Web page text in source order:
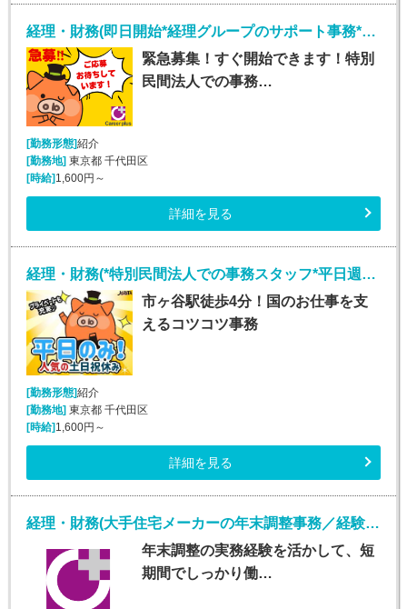
経理・財務(即日開始*経理グループのサポート事務*平日週5日)
緊急募集！すぐ開始できます！特別
民間法人での事務…
[勤務形態]紹介
[勤務地] 東京都 千代田区
[時給] 1,600円～
詳細を見る
経理・財務(*特別民間法人での事務スタッフ*平日週5日)
市ヶ谷駅徒歩4分！国のお仕事を支
えるコツコツ事務
[勤務形態]紹介
[勤務地]東京都 千代田区
[時給]1,600円～
詳細を見る
経理・財務(大手住宅メーカーの年末調整事務／経験者限定・短期)
年末調整の実務経験を活かして、短
期間でしっかり働…